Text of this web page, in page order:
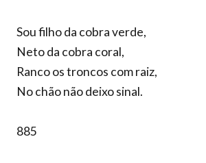
Sou filho da cobra verde,
Neto da cobra coral,
Ranco os troncos com raiz,
No chão não deixo sinal.
885